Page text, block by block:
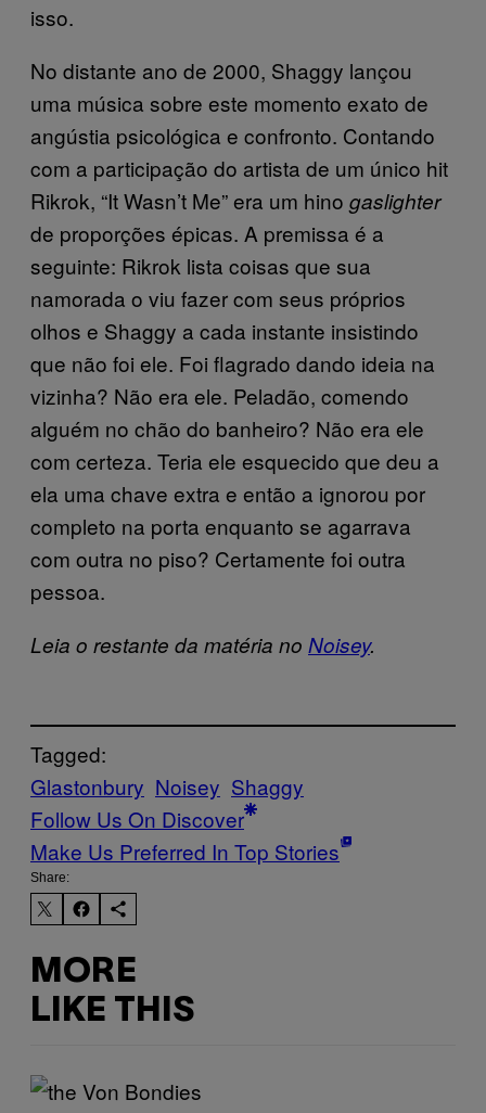
isso.
No distante ano de 2000, Shaggy lançou
uma música sobre este momento exato de
angústia psicológica e confronto. Contando
com a participação do artista de um único hit
Rikrok, “It Wasn’t Me” era um hino gaslighter
de proporções épicas. A premissa é a
seguinte: Rikrok lista coisas que sua
namorada o viu fazer com seus próprios
olhos e Shaggy a cada instante insistindo
que não foi ele. Foi flagrado dando ideia na
vizinha? Não era ele. Peladão, comendo
alguém no chão do banheiro? Não era ele
com certeza. Teria ele esquecido que deu a
ela uma chave extra e então a ignorou por
completo na porta enquanto se agarrava
com outra no piso? Certamente foi outra
pessoa.
Leia o restante da matéria no Noisey.
Tagged:
Glastonbury Noisey Shaggy
Follow Us On Discover
Make Us Preferred In Top Stories
Share:
MORE
LIKE THIS